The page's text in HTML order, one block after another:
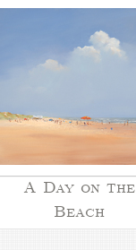
A Day on the
Beach